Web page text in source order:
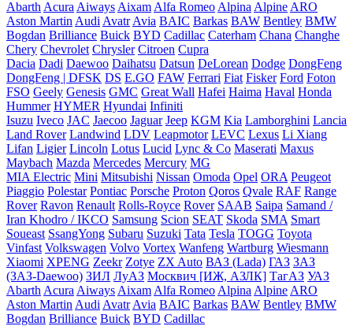
Abarth Acura Aiways Aixam Alfa Romeo Alpina Alpine ARO
Aston Martin Audi Avatr Avia BAIC Barkas BAW Bentley BMW
Bogdan Brilliance Buick BYD Cadillac Caterham Chana Changhe
Chery Chevrolet Chrysler Citroen Cupra
Dacia Dadi Daewoo Daihatsu Datsun DeLorean Dodge DongFeng
DongFeng | DFSK DS E.GO FAW Ferrari Fiat Fisker Ford Foton
FSO Geely Genesis GMC Great Wall Hafei Haima Haval Honda
Hummer HYMER Hyundai Infiniti
Isuzu Iveco JAC Jaecoo Jaguar Jeep KGM Kia Lamborghini Lancia
Land Rover Landwind LDV Leapmotor LEVC Lexus Li Xiang
Lifan Ligier Lincoln Lotus Lucid Lync & Co Maserati Maxus
Maybach Mazda Mercedes Mercury MG
MIA Electric Mini Mitsubishi Nissan Omoda Opel ORA Peugeot
Piaggio Polestar Pontiac Porsche Proton Qoros Qvale RAF Range
Rover Ravon Renault Rolls-Royce Rover SAAB Saipa Samand /
Iran Khodro / IKCO Samsung Scion SEAT Skoda SMA Smart
Soueast SsangYong Subaru Suzuki Tata Tesla TOGG Toyota
Vinfast Volkswagen Volvo Vortex Wanfeng Wartburg Wiesmann
Xiaomi XPENG Zeekr Zotye ZX Auto ВАЗ (Lada) ГАЗ ЗАЗ
(ЗАЗ-Daewoo) ЗИЛ ЛуАЗ Москвич [ИЖ, АЗЛК] ТагАЗ УАЗ
Abarth Acura Aiways Aixam Alfa Romeo Alpina Alpine ARO
Aston Martin Audi Avatr Avia BAIC Barkas BAW Bentley BMW
Bogdan Brilliance Buick BYD Cadillac